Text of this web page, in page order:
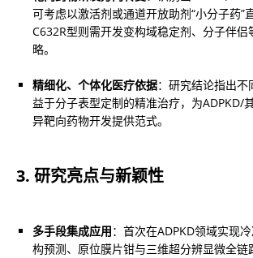
可考虑以激活剂或通道开放助剂“小分子药”
C632R型则需开发变构域稳定剂、分子伴侣
略。
精细化、个体化医疗依据：研究结论指出
益于分子表型定制的精准治疗，为ADPKD/
异靶向药物开发提供范式。
3. 研究亮点与新颖性
多手段集成应用：首次在ADPKD领域实现
构预测、原位膜片钳与三维超分辨显微全链